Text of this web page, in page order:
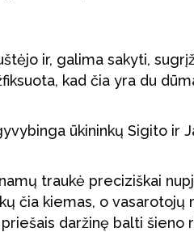
ir, galima sakyti,
kad čia yra du
ūkininkų Sigito ir
traukė preciziškai
čia kiemas, o vasarotojų
daržinę balti šieno